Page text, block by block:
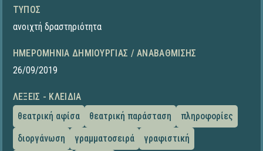
ΤΎΠΟΣ
ανοιχτή δραστηριότητα
ΗΜΕΡΟΜΗΝΊΑ ΔΗΜΙΟΥΡΓΊΑΣ / ΑΝΑΒΆΘΜΙΣΗΣ
26/09/2019
ΛΈΞΕΙΣ - ΚΛΕΙΔΙΆ
θεατρική αφίσα
θεατρική παράσταση
πληροφορίες
διοργάνωση
γραμματοσειρά
γραφιστική